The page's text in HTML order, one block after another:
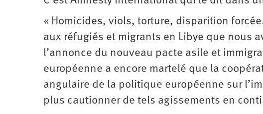
« Homicides, viols, torture, disparition
aux réfugiés et migrants en Libye que nous
l’annonce du nouveau pacte asile et
européenne a encore martelé que la
angulaire de la politique européenne sur
plus cautionner de tels agissements en